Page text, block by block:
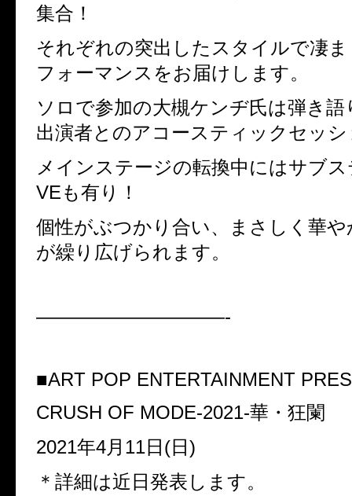
集合！
それぞれの突出したスタイルで凄
フォーマンスをお届けします。
ソロで参加の大槻ケンヂ氏は弾き
出演者とのアコースティックセッ
メインステージの転換中にはサブ
VEも有り！
個性がぶつかり合い、まさしく華
が繰り広げられます。
——————————-
■ART POP ENTERTAINMENT
CRUSH OF MODE-2021-華・狂闌
2021年4月 11日 (日 )
＊詳細は近日発表します。